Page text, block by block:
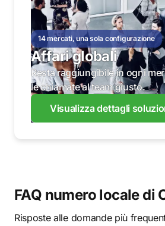
14 mercati, una sola configurazione
Affari globali
Resta raggiungibile in ogni
le chiamate al team giusto.
Visualizza dettagli
FAQ numero locale di
Risposte alle domande più